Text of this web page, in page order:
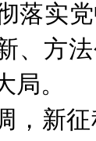
落实
、方
局。
，新